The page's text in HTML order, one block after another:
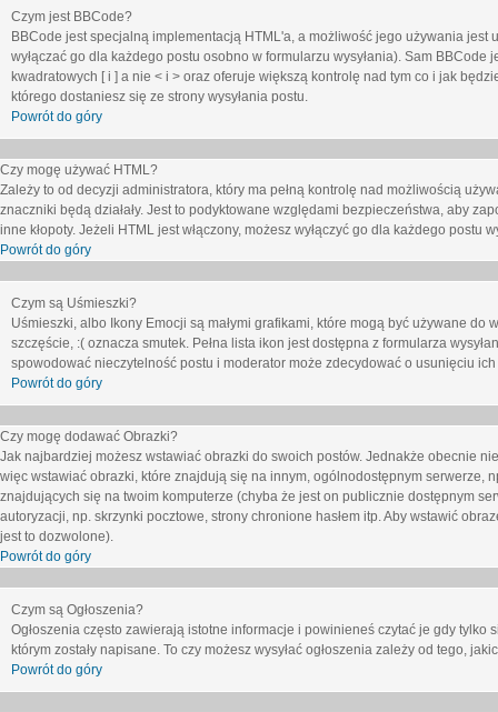
Czym jest BBCode?
BBCode jest specjalną implementacją HTML'a, a możliwość jego używania
wyłączać go dla każdego postu osobno w formularzu wysyłania). Sam
kwadratowych [ i ] a nie < i > oraz oferuje większą kontrolę nad tym co i jak
którego dostaniesz się ze strony wysyłania postu.
Powrót do góry
Czy mogę używać HTML?
Zależy to od decyzji administratora, który ma pełną kontrolę nad możliwością
znaczniki będą działały. Jest to podyktowane względami bezpieczeństwa, aby
inne kłopoty. Jeżeli HTML jest włączony, możesz wyłączyć go dla każdego
Powrót do góry
Czym są Uśmieszki?
Uśmieszki, albo Ikony Emocji są małymi grafikami, które mogą być używane
szczęście, :( oznacza smutek. Pełna lista ikon jest dostępna z formularza
spowodować nieczytelność postu i moderator może zdecydować o usunięciu ich
Powrót do góry
Czy mogę dodawać Obrazki?
Jak najbardziej możesz wstawiać obrazki do swoich postów. Jednakże obecnie
więc wstawiać obrazki, które znajdują się na innym, ogólnodostępnym serwerze,
znajdujących się na twoim komputerze (chyba że jest on publicznie dostępnym
autoryzacji, np. skrzynki pocztowe, strony chronione hasłem itp. Aby wstawić
jest to dozwolone).
Powrót do góry
Czym są Ogłoszenia?
Ogłoszenia często zawierają istotne informacje i powinieneś czytać je gdy
którym zostały napisane. To czy możesz wysyłać ogłoszenia zależy od tego,
Powrót do góry